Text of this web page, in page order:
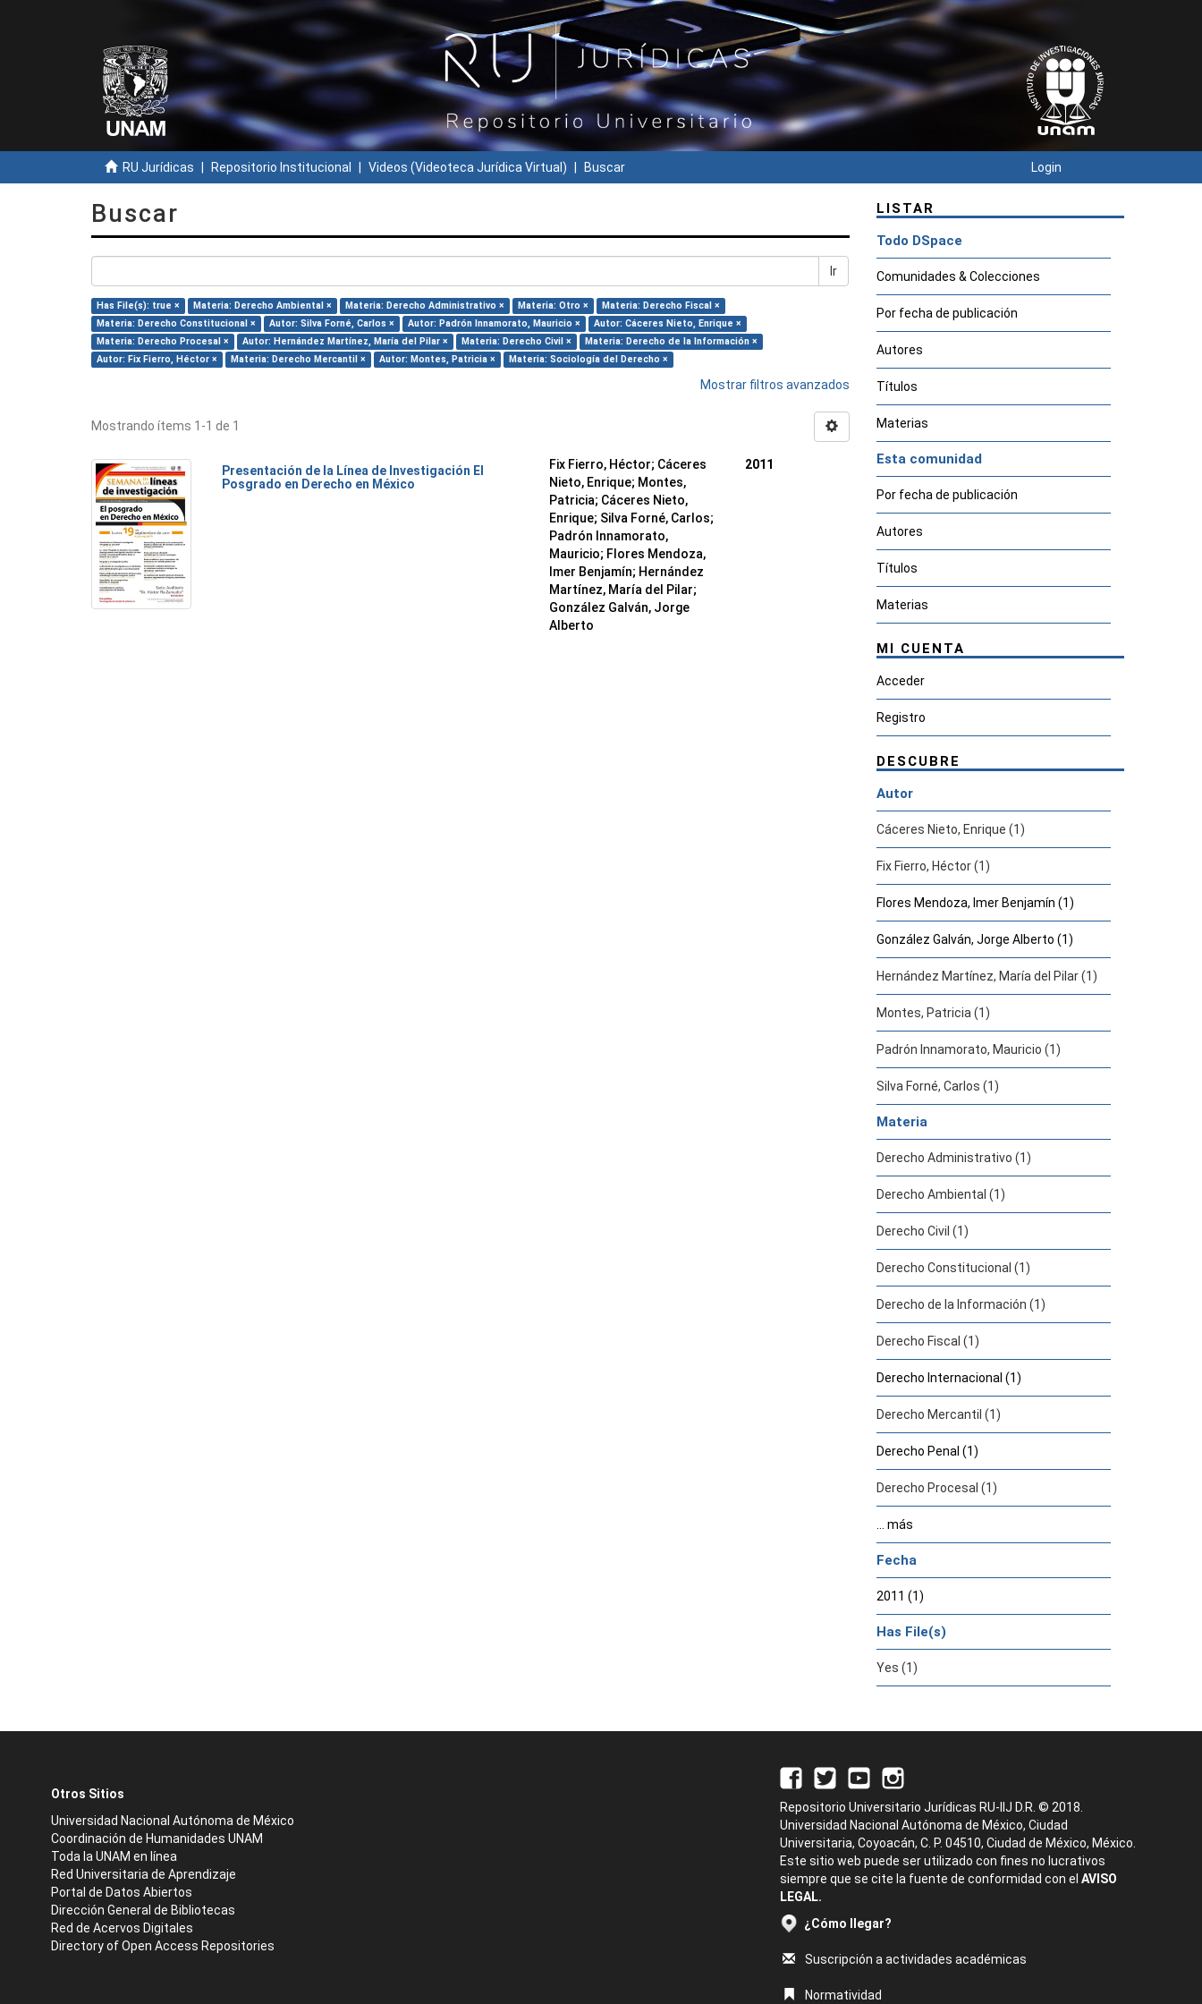
RU Jurídicas Repositorio Institucional Videos (Videoteca Jurídica Virtual) Buscar Login
Buscar
Ir
Has File(s): true × Materia: Derecho Ambiental × Materia: Derecho Administrativo × Materia: Otro ×
Materia: Derecho Fiscal ×
Materia: Derecho Constitucional ×
Autor: Silva Forné, Carlos × Autor: Padrón Innamorato, Mauricio ×
Autor: Cáceres Nieto, Enrique ×
Materia: Derecho Procesal ×
Autor: Hernández Martínez, María del Pilar × Materia: Derecho Civil ×
Materia: Derecho de la Información ×
Autor: Fix Fierro, Héctor ×
Materia: Derecho Mercantil × Autor: Montes, Patricia × Materia: Sociología del Derecho ×
Mostrar filtros avanzados
Mostrando ítems 1-1 de 1
Presentación de la Línea de Investigación El
Posgrado en Derecho en México
Fix Fierro, Héctor; Cáceres
Nieto, Enrique; Montes,
Patricia; Cáceres Nieto,
Enrique; Silva Forné, Carlos;
Padrón Innamorato,
Mauricio; Flores Mendoza,
Imer Benjamín; Hernández
Martínez, María del Pilar;
González Galván, Jorge
Alberto
2011
LISTAR
Todo DSpace
Comunidades & Colecciones
Por fecha de publicación
Autores
Títulos
Materias
Esta comunidad
Por fecha de publicación
Autores
Títulos
Materias
MI CUENTA
Acceder
Registro
DESCUBRE
Autor
Cáceres Nieto, Enrique (1)
Fix Fierro, Héctor (1)
Flores Mendoza, Imer Benjamín (1)
González Galván, Jorge Alberto (1)
Hernández Martínez, María del Pilar (1)
Montes, Patricia (1)
Padrón Innamorato, Mauricio (1)
Silva Forné, Carlos (1)
Materia
Derecho Administrativo (1)
Derecho Ambiental (1)
Derecho Civil (1)
Derecho Constitucional (1)
Derecho de la Información (1)
Derecho Fiscal (1)
Derecho Internacional (1)
Derecho Mercantil (1)
Derecho Penal (1)
Derecho Procesal (1)
... más
Fecha
2011 (1)
Has File(s)
Yes (1)
Otros Sitios
Universidad Nacional Autónoma de México
Coordinación de Humanidades UNAM
Toda la UNAM en línea
Red Universitaria de Aprendizaje
Portal de Datos Abiertos
Dirección General de Bibliotecas
Red de Acervos Digitales
Directory of Open Access Repositories
Repositorio Universitario Jurídicas RU-IIJ D.R. © 2018.
Universidad Nacional Autónoma de México, Ciudad
Universitaria, Coyoacán, C. P. 04510, Ciudad de México, México.
Este sitio web puede ser utilizado con fines no lucrativos
siempre que se cite la fuente de conformidad con el AVISO
LEGAL.
¿Cómo llegar?
Suscripción a actividades académicas
Normatividad